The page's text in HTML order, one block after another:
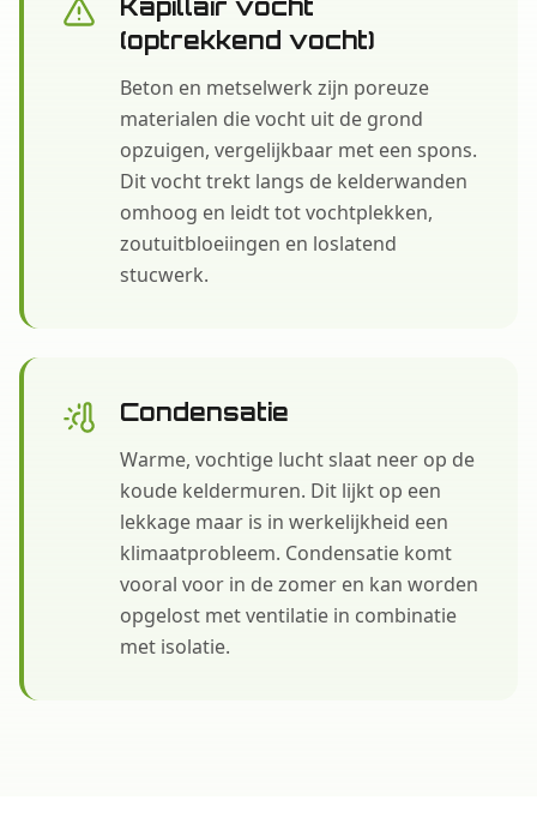
Kapillair vocht
(optrekkend vocht)
Beton en metselwerk zijn poreuze
materialen die vocht uit de grond
opzuigen, vergelijkbaar met een spons.
Dit vocht trekt langs de kelderwanden
omhoog en leidt tot vochtplekken,
zoutuitbloeiingen en loslatend
stucwerk.
Condensatie
Warme, vochtige lucht slaat neer op de
koude keldermuren. Dit lijkt op een
lekkage maar is in werkelijkheid een
klimaatprobleem. Condensatie komt
vooral voor in de zomer en kan worden
opgelost met ventilatie in combinatie
met isolatie.